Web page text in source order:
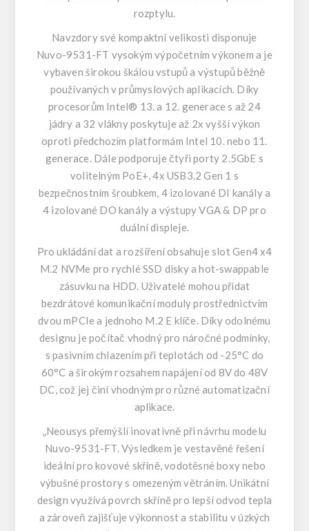
rozptylu.
Navzdory své kompaktní velikosti disponuje
Nuvo-9531-FT vysokým výpočetním výkonem a je
vybaven širokou škálou vstupů a výstupů běžně
používaných v průmyslových aplikacích. Díky
procesorům Intel® 13. a 12. generace s až 24
jádry a 32 vlákny poskytuje až 2x vyšší výkon
oproti předchozím platformám Intel 10. nebo 11.
generace. Dále podporuje čtyři porty 2.5GbE s
volitelným PoE+, 4x USB3.2 Gen 1 s
bezpečnostním šroubkem, 4 izolované DI kanály a
4 izolované DO kanály a výstupy VGA & DP pro
duální displeje.
Pro ukládání dat a rozšíření obsahuje slot Gen4 x4
M.2 NVMe pro rychlé SSD disky a hot-swappable
zásuvku na HDD. Uživatelé mohou přidat
bezdrátové komunikační moduly prostřednictvím
dvou mPCIe a jednoho M.2 E klíče. Díky odolnému
designu je počítač vhodný pro náročné podmínky,
s pasivním chlazením při teplotách od -25°C do
60°C a širokým rozsahem napájení od 8V do 48V
DC, což jej činí vhodným pro různé automatizační
aplikace.
„Neousys přemýšlí inovativně při návrhu modelu
Nuvo-9531-FT. Výsledkem je vestavěné řešení
ideální pro kovové skříně, vodotěsné boxy nebo
výbušné prostory s omezeným větráním. Unikátní
design využívá povrch skříně pro lepší odvod tepla
a zároveň zajišťuje výkonnost a stabilitu v úzkých